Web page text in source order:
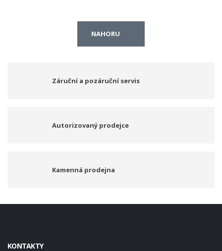
NAHORU
Záruční a pozáruční servis
Autorizovaný prodejce
Kamenná prodejna
KONTAKTY